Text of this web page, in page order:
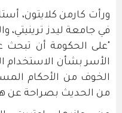
ورأت كارمن كلايتون،
في جامعة ليدز ترينيتي،
"على الحكومة أن
الأسر بشأن الاستخدام
الخوف من الأحكام
من الحديث بصراحة عن